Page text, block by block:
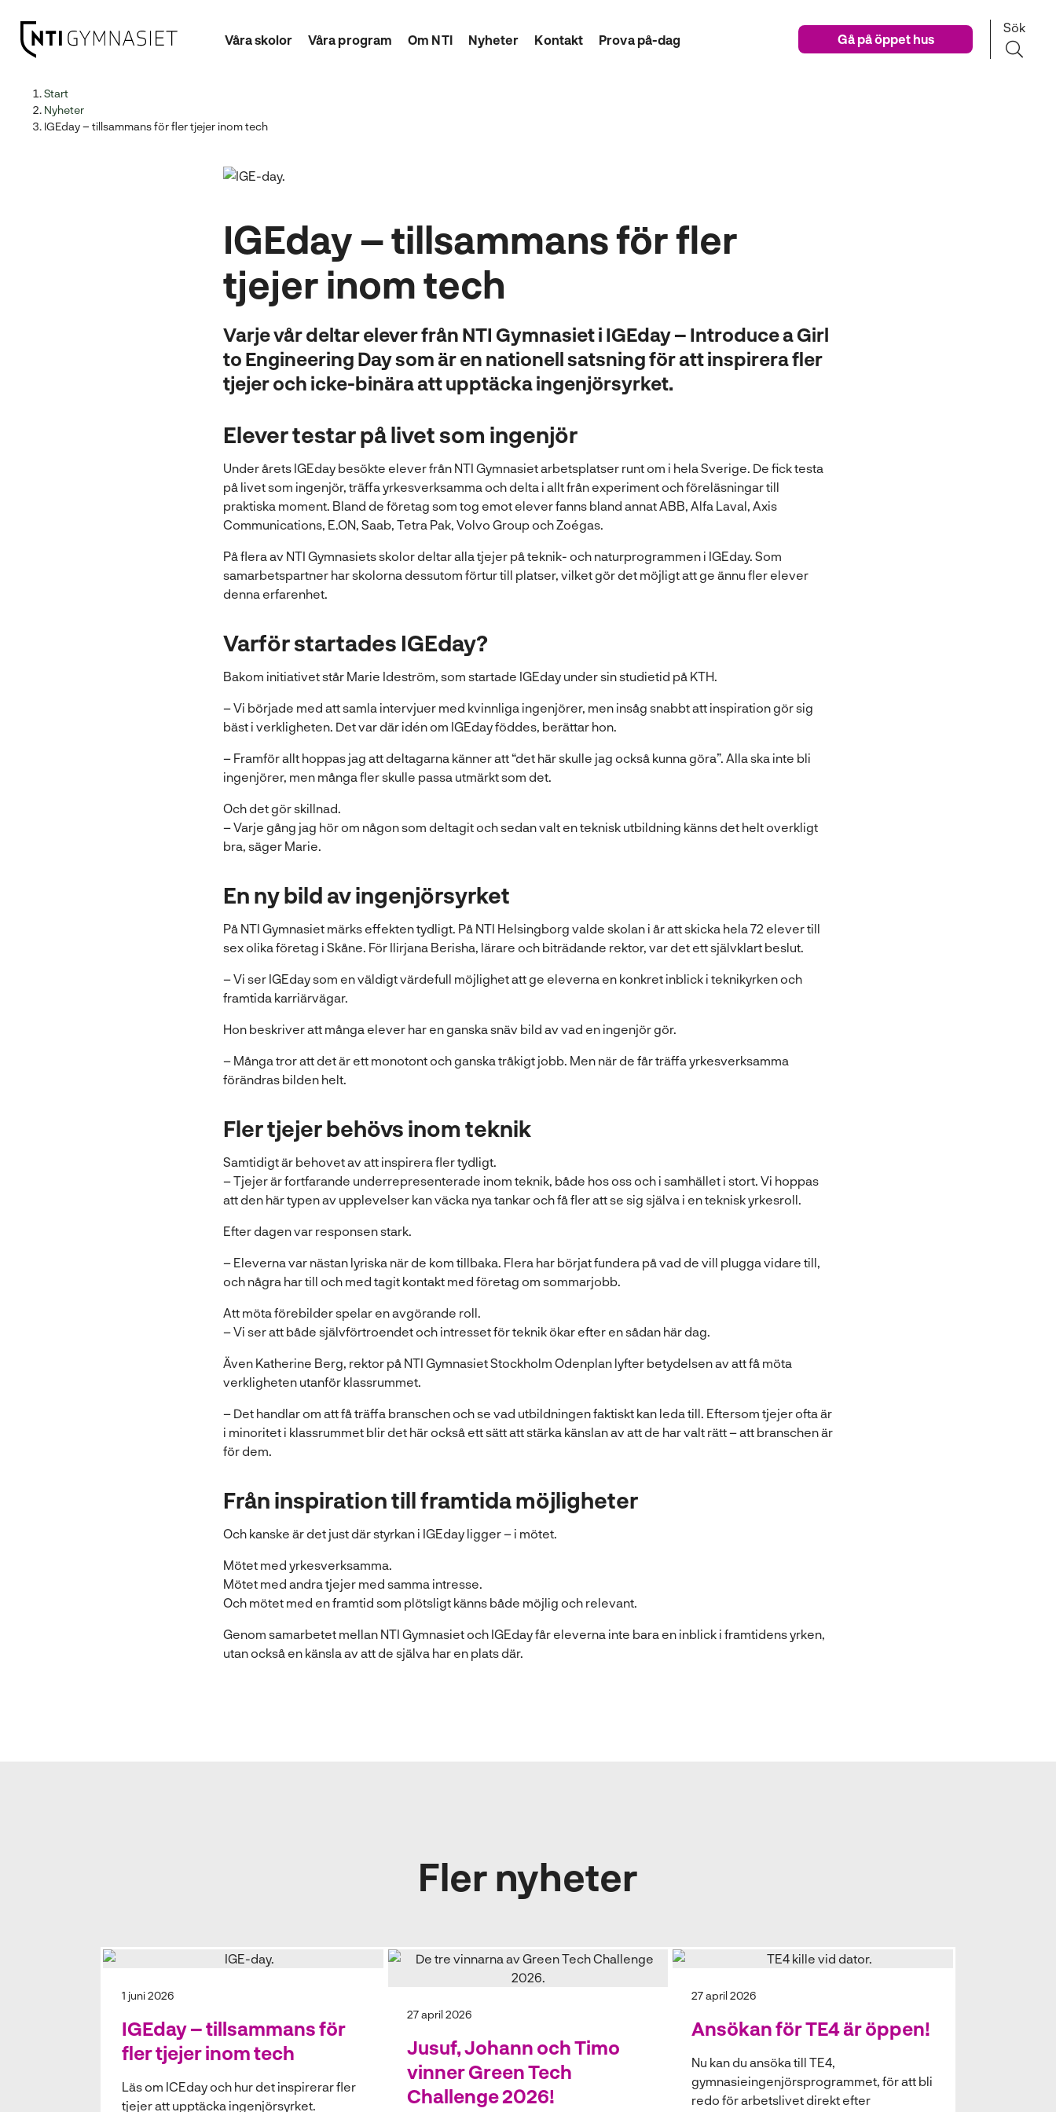
Huvudnavigation
Gå på öppet hus
Sök
Våra skolor
Våra program Om NTI Nyheter Kontakt Prova på-dag
Start
Nyheter
IGEday – tillsammans för fler tjejer inom tech
IGEday – tillsammans för fler
tjejer inom tech
Varje vår deltar elever från NTI Gymnasiet i IGEday – Introduce a Girl
to Engineering Day som är en nationell satsning för att inspirera fler
tjejer och icke-binära att upptäcka ingenjörsyrket.
Elever testar på livet som ingenjör
Under årets IGEday besökte elever från NTI Gymnasiet arbetsplatser runt om i hela Sverige. De fick testa
på livet som ingenjör, träffa yrkesverksamma och delta i allt från experiment och föreläsningar till
praktiska moment. Bland de företag som tog emot elever fanns bland annat ABB, Alfa Laval, Axis
Communications, E.ON, Saab, Tetra Pak, Volvo Group och Zoégas.
På flera av NTI Gymnasiets skolor deltar alla tjejer på teknik- och naturprogrammen i IGEday. Som
samarbetspartner har skolorna dessutom förtur till platser, vilket gör det möjligt att ge ännu fler elever
denna erfarenhet.
Varför startades IGEday?
Bakom initiativet står Marie Ideström, som startade IGEday under sin studietid på KTH.
– Vi började med att samla intervjuer med kvinnliga ingenjörer, men insåg snabbt att inspiration gör sig
bäst i verkligheten. Det var där idén om IGEday föddes, berättar hon.
– Framför allt hoppas jag att deltagarna känner att “det här skulle jag också kunna göra”. Alla ska inte bli
ingenjörer, men många fler skulle passa utmärkt som det.
Och det gör skillnad.
– Varje gång jag hör om någon som deltagit och sedan valt en teknisk utbildning känns det helt overkligt
bra, säger Marie.
En ny bild av ingenjörsyrket
På NTI Gymnasiet märks effekten tydligt. På NTI Helsingborg valde skolan i år att skicka hela 72 elever till
sex olika företag i Skåne. För Ilirjana Berisha, lärare och biträdande rektor, var det ett självklart beslut.
– Vi ser IGEday som en väldigt värdefull möjlighet att ge eleverna en konkret inblick i teknikyrken och
framtida karriärvägar.
Hon beskriver att många elever har en ganska snäv bild av vad en ingenjör gör.
– Många tror att det är ett monotont och ganska tråkigt jobb. Men när de får träffa yrkesverksamma
förändras bilden helt.
Fler tjejer behövs inom teknik
Samtidigt är behovet av att inspirera fler tydligt.
– Tjejer är fortfarande underrepresenterade inom teknik, både hos oss och i samhället i stort. Vi hoppas
att den här typen av upplevelser kan väcka nya tankar och få fler att se sig själva i en teknisk yrkesroll.
Efter dagen var responsen stark.
– Eleverna var nästan lyriska när de kom tillbaka. Flera har börjat fundera på vad de vill plugga vidare till,
och några har till och med tagit kontakt med företag om sommarjobb.
Att möta förebilder spelar en avgörande roll.
– Vi ser att både självförtroendet och intresset för teknik ökar efter en sådan här dag.
Även Katherine Berg, rektor på NTI Gymnasiet Stockholm Odenplan lyfter betydelsen av att få möta
verkligheten utanför klassrummet.
– Det handlar om att få träffa branschen och se vad utbildningen faktiskt kan leda till. Eftersom tjejer ofta är
i minoritet i klassrummet blir det här också ett sätt att stärka känslan av att de har valt rätt – att branschen är
för dem.
Från inspiration till framtida möjligheter
Och kanske är det just där styrkan i IGEday ligger – i mötet.
Mötet med yrkesverksamma.
Mötet med andra tjejer med samma intresse.
Och mötet med en framtid som plötsligt känns både möjlig och relevant.
Genom samarbetet mellan NTI Gymnasiet och IGEday får eleverna inte bara en inblick i framtidens yrken,
utan också en känsla av att de själva har en plats där.
Fler nyheter
1 juni 2026
IGEday – tillsammans för
fler tjejer inom tech
Läs om ICEday och hur det inspirerar fler
tjejer att upptäcka ingenjörsyrket.
27 april 2026
Jusuf, Johann och Timo
vinner Green Tech
Challenge 2026!
27 april 2026
Ansökan för TE4 är öppen!
Nu kan du ansöka till TE4,
gymnasieingenjörsprogrammet, för att bli
redo för arbetslivet direkt efter